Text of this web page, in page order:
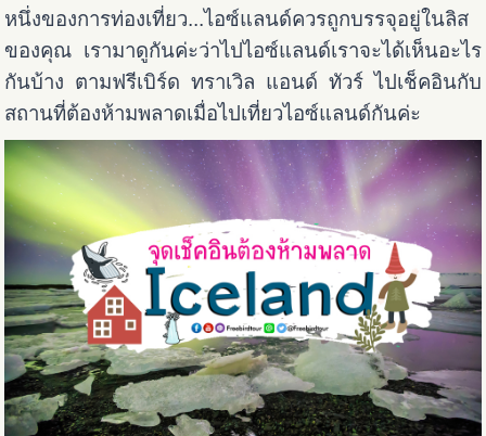
หนึ่งของการท่องเที่ยว...ไอซ์แลนด์ควรถูกบรรจุอยู่ในลิส
ของคุณ เรามาดูกันค่ะว่าไปไอซ์แลนด์เราจะได้เห็นอะไร
กันบ้าง ตามฟรีเบิร์ด ทราเวิล แอนด์ ทัวร์ ไปเช็คอินกับ
สถานที่ต้องห้ามพลาดเมื่อไปเที่ยวไอซ์แลนด์กันค่ะ